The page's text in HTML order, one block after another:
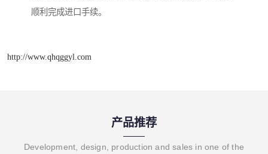
顺利完成进口手续。
http://www.qhqggyl.com
产品推荐
Development, design, production and sales in one of the